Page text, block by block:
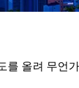
를 올려 무언